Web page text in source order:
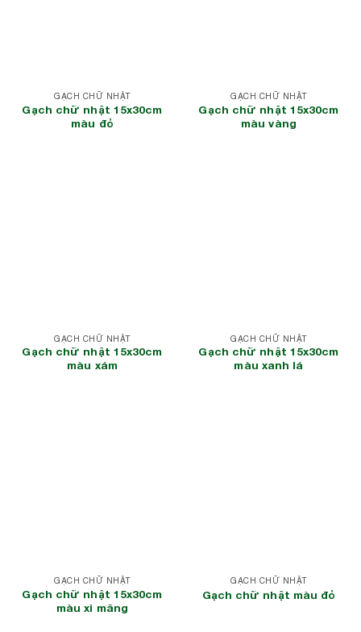
GẠCH CHỮ NHẬT
Gạch chữ nhật 15x30cm
màu đỏ
GẠCH CHỮ NHẬT
Gạch chữ nhật 15x30cm
màu vàng
GẠCH CHỮ NHẬT
Gạch chữ nhật 15x30cm
màu xám
GẠCH CHỮ NHẬT
Gạch chữ nhật 15x30cm
màu xanh lá
GẠCH CHỮ NHẬT
Gạch chữ nhật 15x30cm
màu xi măng
GẠCH CHỮ NHẬT
Gạch chữ nhật màu đỏ